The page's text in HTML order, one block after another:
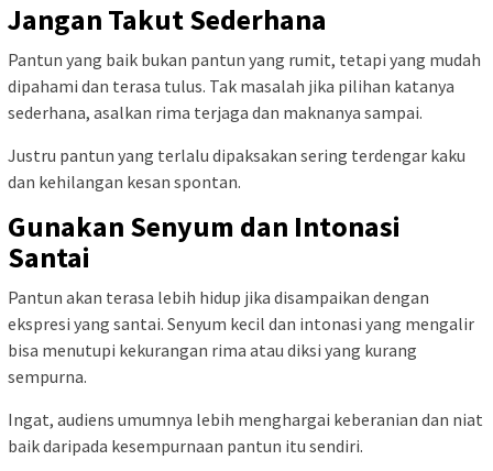
Jangan Takut Sederhana
Pantun yang baik bukan pantun yang rumit, tetapi yang mudah
dipahami dan terasa tulus. Tak masalah jika pilihan katanya
sederhana, asalkan rima terjaga dan maknanya sampai.
Justru pantun yang terlalu dipaksakan sering terdengar kaku
dan kehilangan kesan spontan.
Gunakan Senyum dan Intonasi
Santai
Pantun akan terasa lebih hidup jika disampaikan dengan
ekspresi yang santai. Senyum kecil dan intonasi yang mengalir
bisa menutupi kekurangan rima atau diksi yang kurang
sempurna.
Ingat, audiens umumnya lebih menghargai keberanian dan niat
baik daripada kesempurnaan pantun itu sendiri.